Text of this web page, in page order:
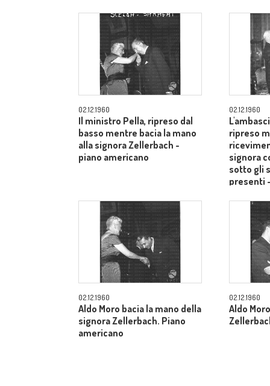
02.12.1960
Il ministro Pella, ripreso dal
basso mentre bacia la mano
alla signora Zellerbach -
piano americano
02.12.1960
ripreso
signora
sotto gli
presenti
02.12.1960
Aldo Moro bacia la mano della
signora Zellerbach. Piano
americano
02.12.1960
Aldo